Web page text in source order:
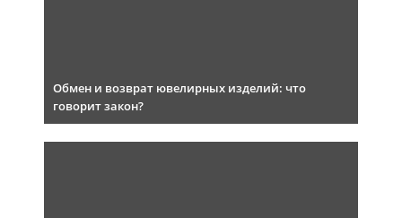
Обмен и возврат ювелирных изделий: что
говорит закон?